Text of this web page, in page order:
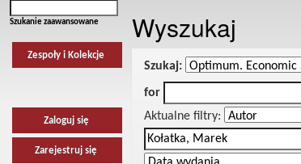
Szukanie zaawansowane
Zespoły i Kolekcje
Zaloguj się
Zarejestruj się
Wyszukaj
Szukaj:
for
Aktualne filtry: